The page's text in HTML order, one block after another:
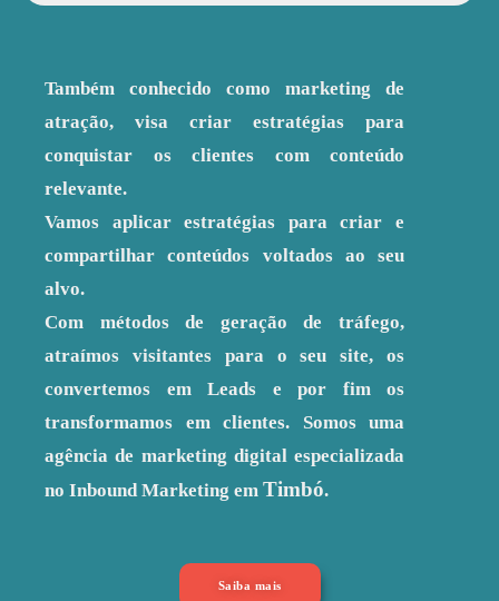
Também conhecido como marketing de
atração, visa criar estratégias para
conquistar os clientes com conteúdo
relevante.
Vamos aplicar estratégias para criar e
compartilhar conteúdos voltados ao seu
alvo.
Com métodos de geração de tráfego,
atraímos visitantes para o seu site, os
convertemos em Leads e por fim os
transformamos em clientes. Somos uma
agência de marketing digital especializada
no Inbound Marketing em Timbó.
Saiba mais